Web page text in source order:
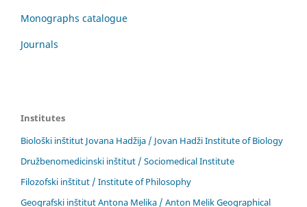
Monographs catalogue
Journals
Institutes
Biološki inštitut Jovana Hadžija / Jovan Hadži Institute of Biology
Družbenomedicinski inštitut / Sociomedical Institute
Filozofski inštitut / Institute of Philosophy
Geografski inštitut Antona Melika / Anton Melik Geographical